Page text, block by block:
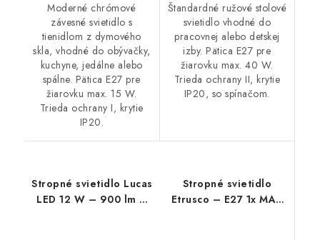
Moderné chrómové
závesné svietidlo s
tienidlom z dymového
skla, vhodné do obývačky,
kuchyne, jedálne alebo
spálne. Pätica E27 pre
žiarovku max. 15 W.
Trieda ochrany I, krytie
IP20.
Štandardné ružové stolové
svietidlo vhodné do
pracovnej alebo detskej
izby. Pätica E27 pre
žiarovku max. 40 W.
Trieda ochrany II, krytie
IP20, so spínačom.
Stropné svietidlo Lucas
LED 12 W – 900 lm –
Stropné svietidlo
Etrusco – E27 1x MAX